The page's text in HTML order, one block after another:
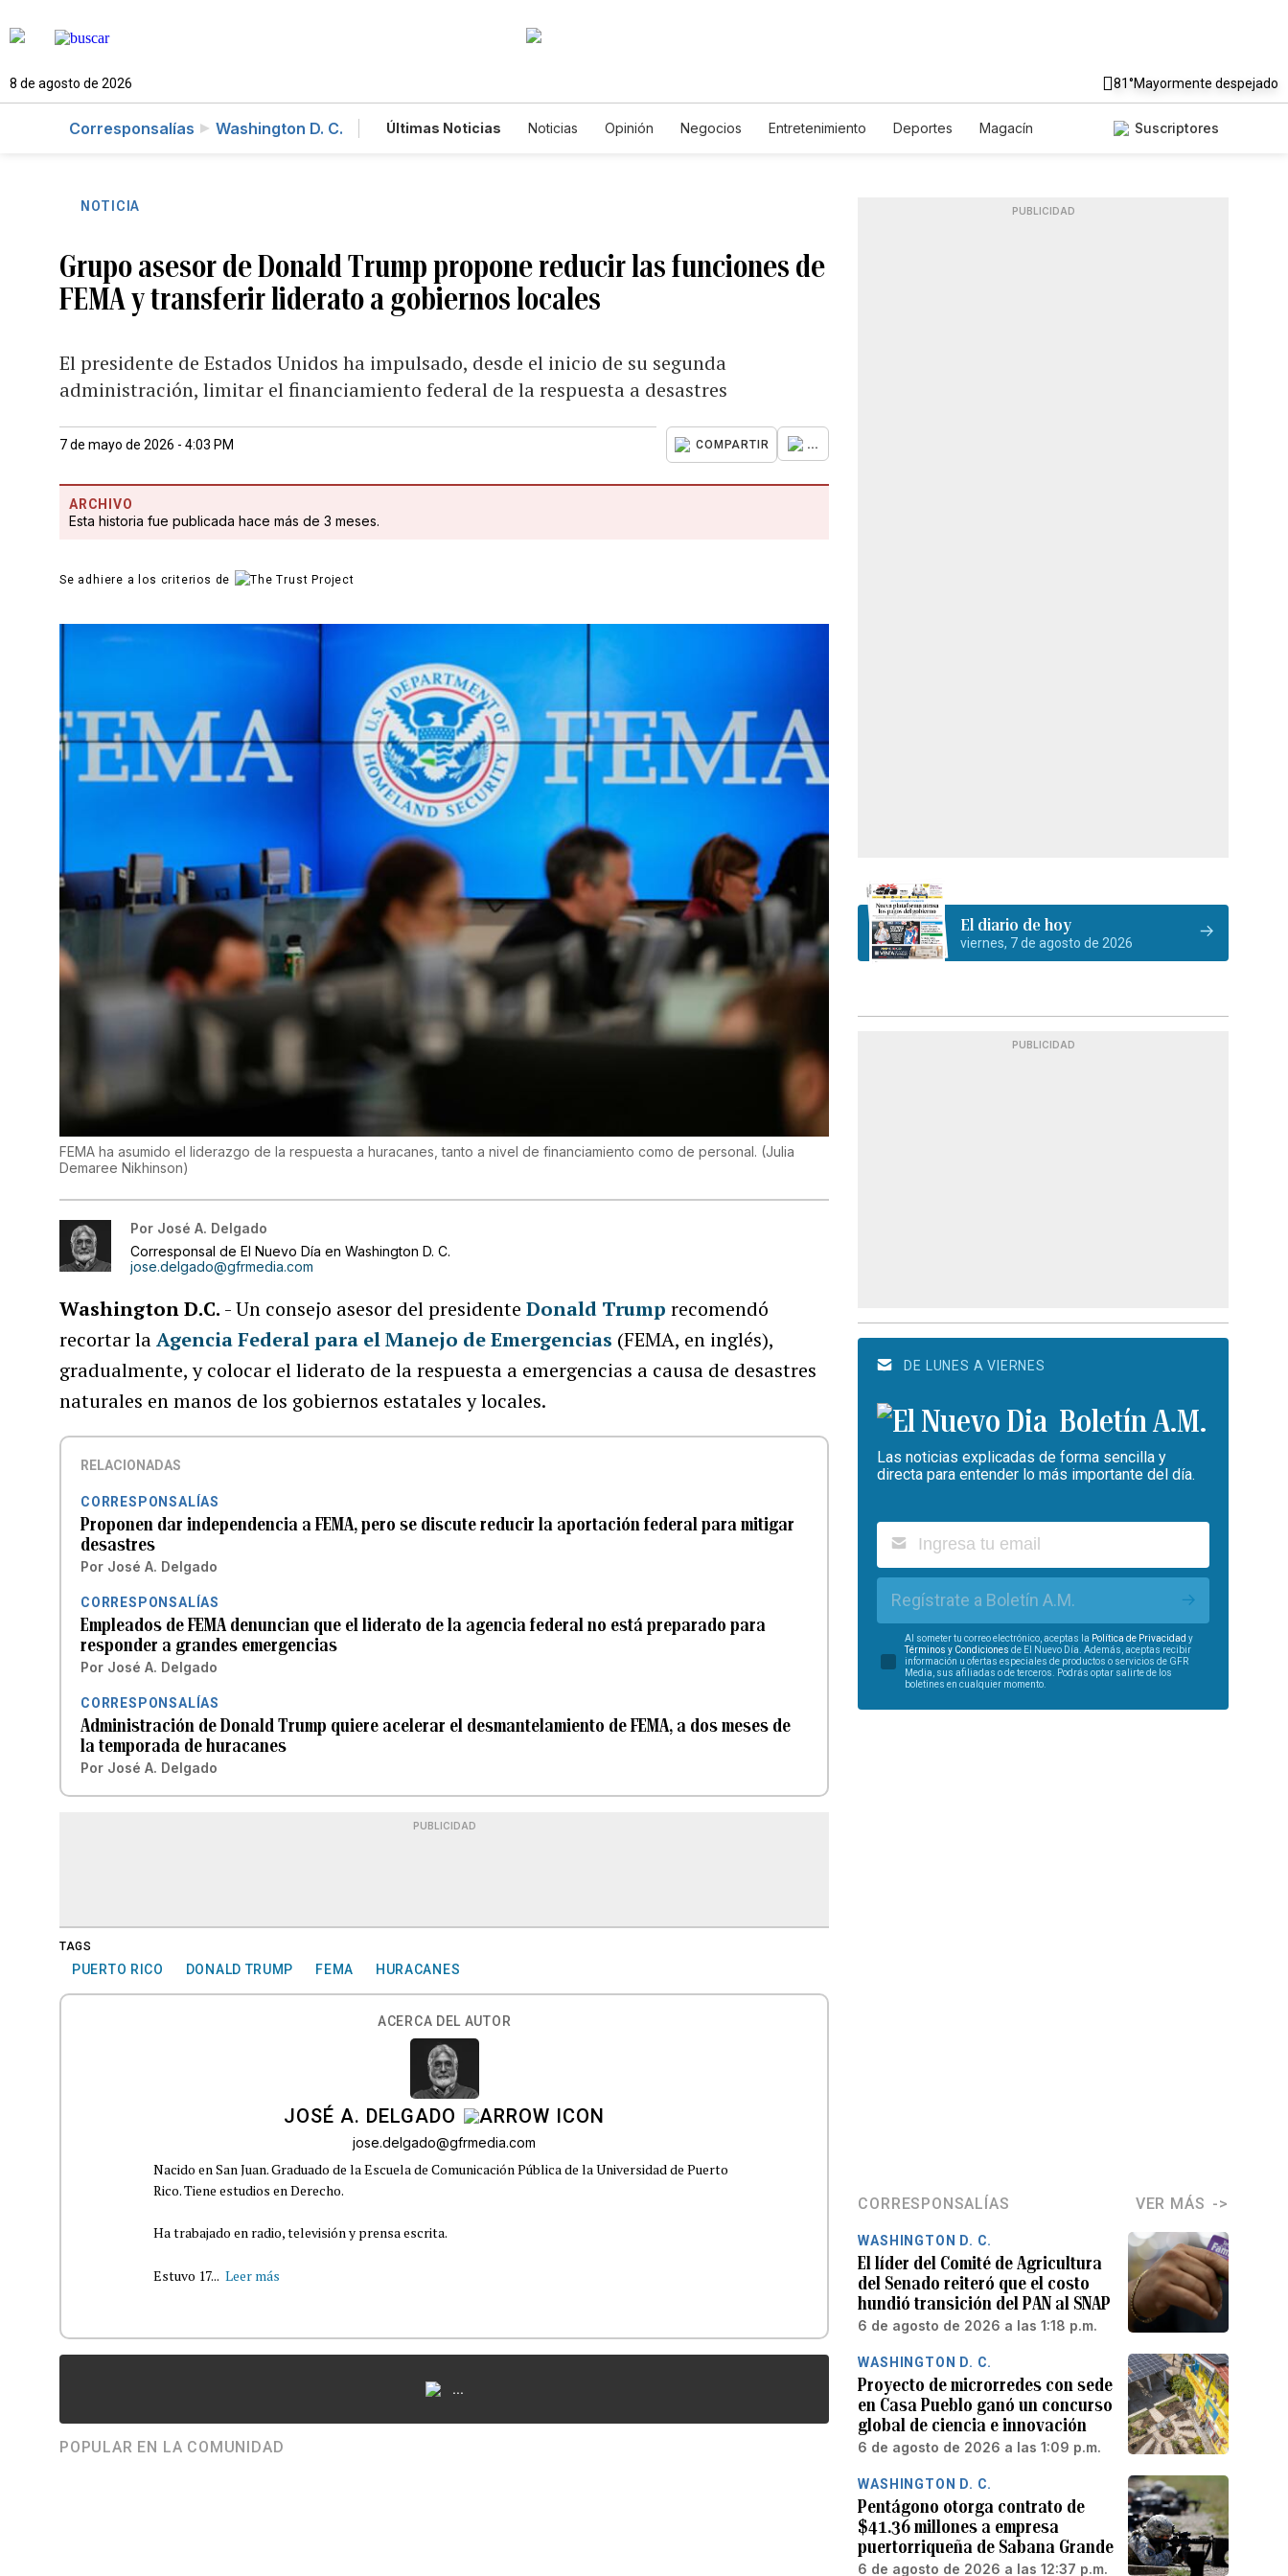
8 de agosto de 2026 81°Mayormente despejado
Corresponsalías Washington D. C. Últimas Noticias Noticias Opinión Negocios Entretenimiento Deportes
Magacín
Suscriptores
NOTICIA
Grupo asesor de Donald Trump propone reducir las funciones de
FEMA y transferir liderato a gobiernos locales
El presidente de Estados Unidos ha impulsado, desde el inicio de su segunda
administración, limitar el financiamiento federal de la respuesta a desastres
7 de mayo de 2026 - 4:03 PM COMPARTIR ...
ARCHIVO
Esta historia fue publicada hace más de 3 meses.
Se adhiere a los criterios de
FEMA ha asumido el liderazgo de la respuesta a huracanes, tanto a nivel de financiamiento como de personal. (Julia
Demaree Nikhinson)
Por José A. Delgado
Corresponsal de El Nuevo Día en Washington D. C.
jose.delgado@gfrmedia.com
Washington D.C. - Un consejo asesor del presidenteDonald Trump recomendó
recortar laAgencia Federal para el Manejo de Emergencias (FEMA, en inglés),
gradualmente, y colocar el liderato de la respuesta a emergencias a causa de desastres
naturales en manos de los gobiernos estatales y locales.
RELACIONADAS
CORRESPONSALÍAS
Proponen dar independencia a FEMA, pero se discute reducir la aportación federal para mitigar
desastres
Por José A. Delgado
CORRESPONSALÍAS
Empleados de FEMA denuncian que el liderato de la agencia federal no está preparado para
responder a grandes emergencias
Por José A. Delgado
CORRESPONSALÍAS
Administración de Donald Trump quiere acelerar el desmantelamiento de FEMA, a dos meses de
la temporada de huracanes
Por José A. Delgado
PUBLICIDAD
TAGS
PUERTO RICO DONALD TRUMP FEMA HURACANES
ACERCA DEL AUTOR
JOSÉ A. DELGADO
jose.delgado@gfrmedia.com
Nacido en San Juan. Graduado de la Escuela de Comunicación Pública de la Universidad de Puerto
Rico. Tiene estudios en Derecho.
Ha trabajado en radio, televisión y prensa escrita.
Estuvo 17... Leer más
...
POPULAR EN LA COMUNIDAD
PUBLICIDAD
El diario de hoy
viernes, 7 de agosto de 2026
PUBLICIDAD
DE LUNES A VIERNES
Boletín A.M.
Las noticias explicadas de forma sencilla y
directa para entender lo más importante del día.
Regístrate a Boletín A.M.
Al someter tu correo electrónico, aceptas la Política de Privacidad y
Términos y Condiciones de El Nuevo Día. Además, aceptas recibir
información u ofertas especiales de productos o servicios de GFR
Media, sus afiliadas o de terceros. Podrás optar salirte de los
boletines en cualquier momento.
CORRESPONSALÍAS VER MÁS
WASHINGTON D. C.
El líder del Comité de Agricultura
del Senado reiteró que el costo
hundió transición del PAN al SNAP
6 de agosto de 2026 a las 1:18 p.m.
WASHINGTON D. C.
Proyecto de microrredes con sede
en Casa Pueblo ganó un concurso
global de ciencia e innovación
6 de agosto de 2026 a las 1:09 p.m.
WASHINGTON D. C.
Pentágono otorga contrato de
$41.36 millones a empresa
puertorriqueña de Sabana Grande
6 de agosto de 2026 a las 12:37 p.m.